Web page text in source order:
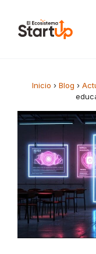
Inicio › Blog ›